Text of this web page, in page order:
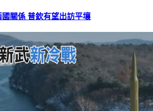
關係 普欽有望出訪平壤